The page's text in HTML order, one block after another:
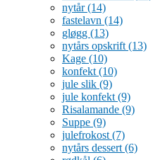
nytår(14)
fastelavn (14)
gløgg (13)
nytårs opskrift (13)
Kage (10)
konfekt (10)
jule slik (9)
jule konfekt (9)
Risalamande (9)
Suppe (9)
julefrokost (7)
nytårs dessert (6)